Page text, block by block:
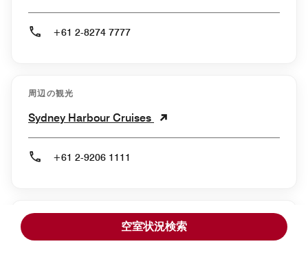
空室状況検索
+61 2-8274 7777
周辺の観光
Sydney Harbour Cruises
+61 2-9206 1111
Sydney & Bondi Explorer